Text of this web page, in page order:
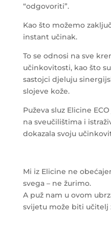
“odgovoriti”.
Kao što možemo
instant učinak.
To se odnosi na sve
učinkovitosti, kao što su
sastojci djeluju
slojeve kože.
Puževa sluz Elicine
na sveučilištima i
dokazala svoju
Mi iz Elicine ne
svega – ne žurimo.
A puž nam u ovom
svijetu može biti učitelj